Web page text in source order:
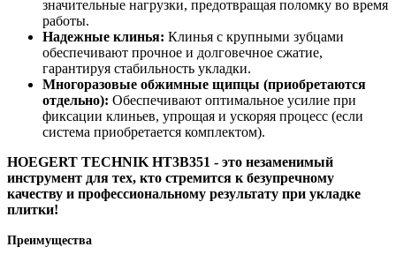
значительные нагрузки, предотвращая поломку во время
работы.
Надежные клинья: Клинья с крупными зубцами
обеспечивают прочное и долговечное сжатие,
гарантируя стабильность укладки.
Многоразовые обжимные щипцы (приобретаются
отдельно): Обеспечивают оптимальное усилие при
фиксации клиньев, упрощая и ускоряя процесс (если
система приобретается комплектом).
HOEGERT TECHNIK HT3B351 - это незаменимый
инструмент для тех, кто стремится к безупречному
качеству и профессиональному результату при укладке
плитки!
Преимущества